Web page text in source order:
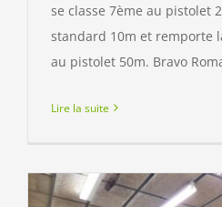
se classe 7ème au pistolet
standard 10m et remporte
au pistolet 50m. Bravo
Lire la suite